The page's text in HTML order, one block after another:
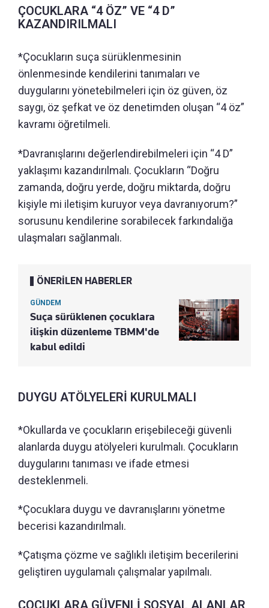
ÇOCUKLARA “4 ÖZ” VE “4 D”
KAZANDIRILMALI
*Çocukların suça sürüklenmesinin
önlenmesinde kendilerini tanımaları ve
duygularını yönetebilmeleri için öz güven, öz
saygı, öz şefkat ve öz denetimden oluşan “4 öz”
kavramı öğretilmeli.
*Davranışlarını değerlendirebilmeleri için “4 D”
yaklaşımı kazandırılmalı. Çocukların “Doğru
zamanda, doğru yerde, doğru miktarda, doğru
kişiyle mi iletişim kuruyor veya davranıyorum?”
sorusunu kendilerine sorabilecek farkındalığa
ulaşmaları sağlanmalı.
ÖNERİLEN HABERLER
GÜNDEM
Suça sürüklenen çocuklara
ilişkin düzenleme TBMM'de
kabul edildi
DUYGU ATÖLYELERİ KURULMALI
*Okullarda ve çocukların erişebileceği güvenli
alanlarda duygu atölyeleri kurulmalı. Çocukların
duygularını tanıması ve ifade etmesi
desteklenmeli.
*Çocuklara duygu ve davranışlarını yönetme
becerisi kazandırılmalı.
*Çatışma çözme ve sağlıklı iletişim becerilerini
geliştiren uygulamalı çalışmalar yapılmalı.